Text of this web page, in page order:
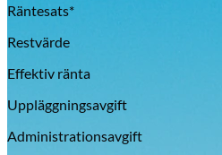
Räntesats*
Restvärde
Effektiv ränta
Uppläggningsavgift
Administrationsavgift